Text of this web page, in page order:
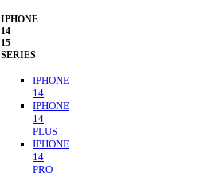
IPHONE
14
15
SERIES
IPHONE
14
IPHONE
14
PLUS
IPHONE
14
PRO